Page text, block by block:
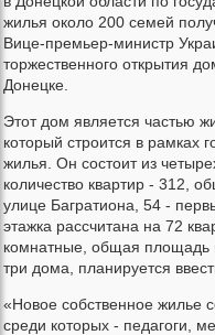
жилья около 200 семей
Вице-премьер-министр
торжественного открытия
Донецке.
Этот дом является частью
который строится в рамках
жилья. Он состоит из
количество квартир - 312,
улице Багратиона, 54 -
этажка рассчитана на 72
комнатные, общая площадь
три дома, планируется
«Новое собственное жилье
среди которых - педагоги,